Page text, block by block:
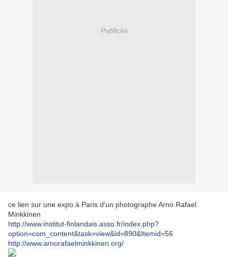
Publicité
ce lien sur une expo à Paris d'un photographe Arno Rafael
Minkkinen
http://www.institut-finlandais.asso.fr/index.php?
option=com_content&task=view&id=890&Itemid=56
http://www.arnorafaelminkkinen.org/